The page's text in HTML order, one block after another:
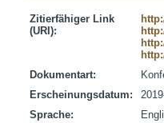
Zitierfähiger Link
(URI):
Dokumentart:
Erscheinungsdatum:
Sprache: